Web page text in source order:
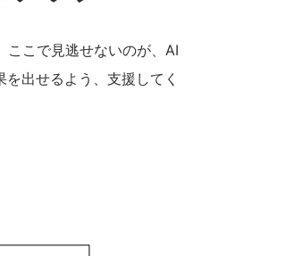
ここで見逃せないのが、AI
出せるよう、支援してく